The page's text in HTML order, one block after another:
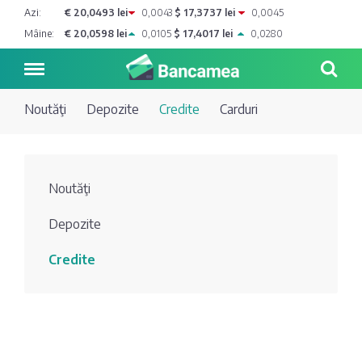
Azi: € 20,0493 lei 0,0043 $ 17,3737 lei
0,0045
Mâine:
€ 20,0598 lei 0,0105 $ 17,4017 lei 0,0280
bancher
Comerțbank
Noutăţi Depozite Credite Carduri
Noutăţi
Depozite
Credite